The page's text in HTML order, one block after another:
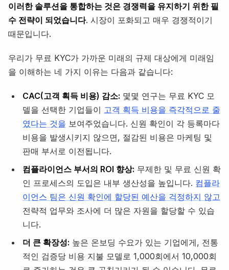
이러한 솔루션을 통합하는 것은 경쟁력을 유지하기 위한 필
수 전략이 되었습니다. 시장이 포화되고 매우 경쟁적이기
때문입니다.
우리가 무료 KYC가 가까운 미래의 규제 대상에게 미래임
을 이해하는 네 가지 이유는 다음과 같습니다:
CAC(고객 획득 비용) 감소: 몇몇 연구는 무료 KYC 모
델을 선택한 기업들이 고객 획득 비용을 즉각적으로 줄
였다는 것을 보여주었습니다. 신원 확인이 각 등록마다
비용을 발생시키지 않으면, 절감된 비용은 마케팅 및
판매 부서로 이전됩니다.
컴플라이언스 부서의 ROI 향상: 무제한 및 무료 신원 확
인 프로세스의 도입은 내부 생산성을 높입니다. 컴플라
이언스 팀은 신원 확인에 할당된 예산을 걱정하지 않고
전략적 업무와 조사에 더 많은 자원을 할당할 수 있습
니다.
더 큰 확장성: 높은 온보딩 수요가 있는 기업에게, 전통
적인 검증당 비용 지불 모델로 1,000회에서 10,000회